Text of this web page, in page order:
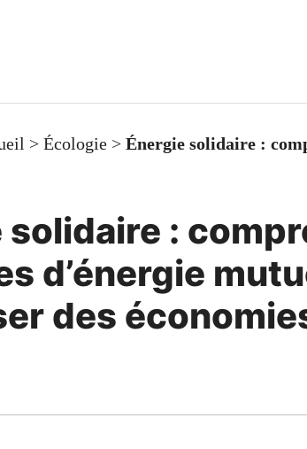
> Écologie> Énergie solidaire :
solidaire :
d’énergie
des